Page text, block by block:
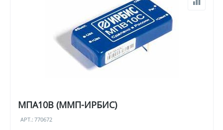
МПА10В (ММП-ИРБИС)
АРТ.: 770672